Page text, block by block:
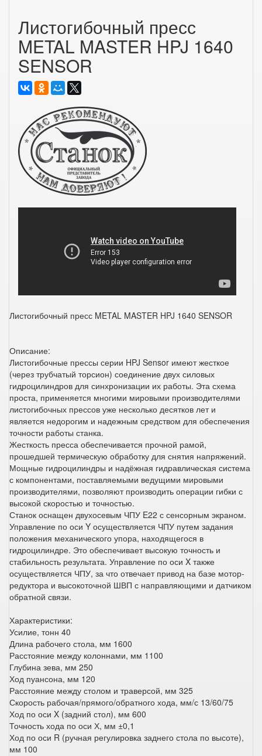
Листогибочный пресс
METAL MASTER HPJ 1640
SENSOR
Листогибочный пресс METAL MASTER HPJ 1640 SENSOR
Описание:
Листогибочные прессы серии HPJ Sensor имеют жесткое
(через трубчатый торсион) соединение двух силовых
гидроцилиндров для синхронизации их работы. Эта схема
проста, применяется многими мировыми производителями
листогибочных прессов уже несколько десятков лет и
является недорогим и надежным средством для обеспечения
точности работы станка.
Жесткость пресса обеспечивается прочной рамой,
прошедшей термическую обработку для снятия напряжений.
Мощные гидроцилиндры и надёжная гидравлическая система
с компонентами, поставляемыми ведущими мировыми
производителями, позволяют производить операции гибки с
высокой скоростью и точностью.
Станок оснащен двухосевым ЧПУ E22 с сенсорным экраном.
Управление по оси Y осуществляется ЧПУ путем задания
положения механического упора, находящегося в
гидроцилиндре. Это обеспечивает высокую точность и
стабильность результата. Управление по оси X также
осуществляется ЧПУ, за что отвечает привод на базе мотор-
редуктора и высокоточной ШВП с направляющими и датчиком
обратной связи.
Характеристики:
Усилие, тонн 40
Длина рабочего стола, мм 1600
Расстояние между колоннами, мм 1100
Глубина зева, мм 250
Ход пуансона, мм 120
Расстояние между столом и траверсой, мм 325
Скорость рабочая/прямого/обратного хода, мм/с 13/60/75
Ход по оси X (задний стол), мм 600
Точность хода по оси Х, мм ±0,1
Ход по оси R (ручная регулировка заднего стола по высоте),
мм 100